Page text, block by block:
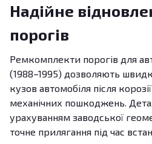
Надійне
порогів
Ремкомплекти порогів для
(1988–1995) дозволяють
кузов автомобіля після
механічних пошкоджень.
урахуванням заводської
точне прилягання під час